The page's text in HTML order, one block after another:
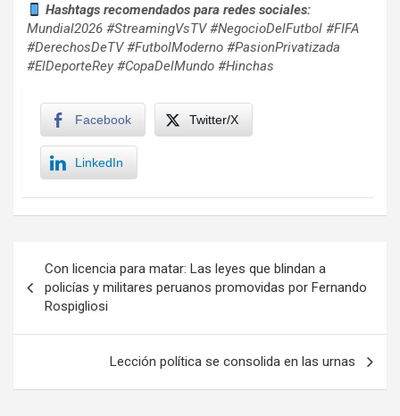
Hashtags recomendados para redes sociales:
Mundial2026 #StreamingVsTV #NegocioDelFutbol #FIFA
#DerechosDeTV #FutbolModerno #PasionPrivatizada
#ElDeporteRey #CopaDelMundo #Hinchas
Facebook Twitter/X
LinkedIn
de
entradas
Con licencia para matar: Las leyes que blindan a
policías y militares peruanos promovidas por Fernando
Rospigliosi
Lección política se consolida en las urnas